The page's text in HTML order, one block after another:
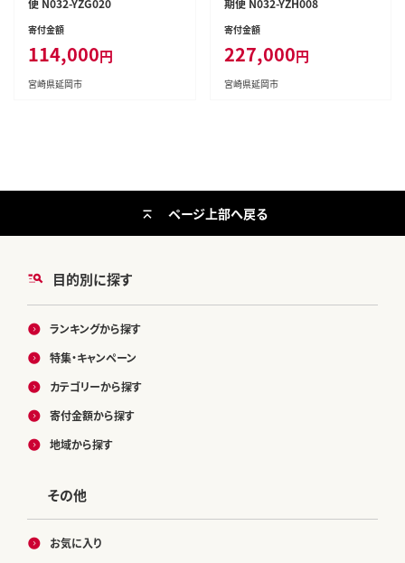
寄付金額
114,000円
宮崎県延岡市
寄付金額
227,000円
宮崎県延岡市
目的別に探す
ランキングから探す
特集・キャンペーン
カテゴリーから探す
寄付金額から探す
地域から探す
その他
お気に入り
ページ上部へ戻る